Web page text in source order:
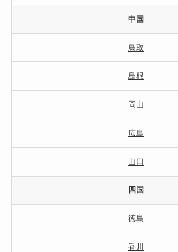
中国
鳥取
島根
岡山
広島
山口
四国
徳島
香川